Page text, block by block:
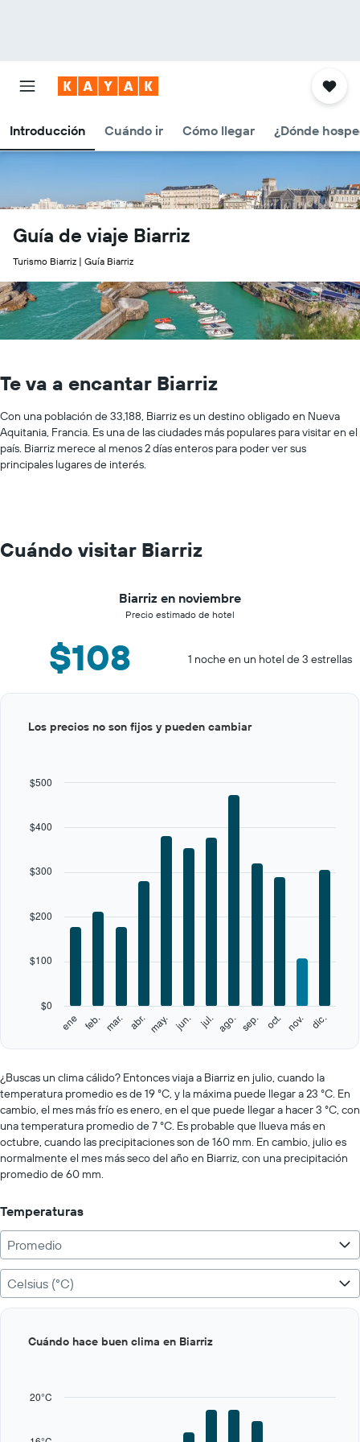
Introducción Cuándo ir Cómo llegar ¿Dónde
Guía de viaje Biarriz
Turismo Biarriz | Guía Biarriz
Te va a encantar Biarriz
Con una población de 33,188, Biarriz es un destino obligado en Nueva
Aquitania, Francia. Es una de las ciudades más populares para visitar en el
país. Biarriz merece al menos 2 días enteros para poder ver sus
principales lugares de interés.
Cuándo visitar Biarriz
Biarriz en noviembre
Precio estimado de hotel
$108 1 noche en un hotel de 3 estrellas
Range:
categories.
values.
Range:
0
to
500.
graphic.
ene feb. mar. abr. may. jun. jul. ago. sep. oct. nov. dic.
$0
$100
$200
$300
$400
$500
Los precios no son fijos y pueden cambiar
of
interactive
¿Buscas un clima cálido? Entonces viaja a Biarriz en julio, cuando la
temperatura promedio es de 19 °C, y la máxima puede llegar a 23 °C. En
cambio, el mes más frío es enero, en el que puede llegar a hacer 3 °C, con
una temperatura promedio de 7 °C. Es probable que llueva más en
octubre, cuando las precipitaciones son de 160 mm. En cambio, julio es
normalmente el mes más seco del año en Biarriz, con una precipitación
promedio de 60 mm.
Temperaturas
Promedio
Celsius (°C)
graphic.
20°C
Cuándo hace buen clima en Biarriz